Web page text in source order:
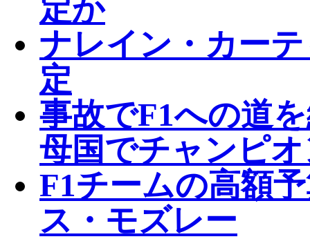
定か
ナレイン・カー
定
事故でF1への道
母国でチャンピ
F1チームの高額
ス・モズレー